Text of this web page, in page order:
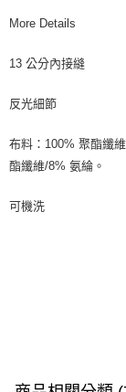
More Details
13 公分內接縫
反光細節
布料：100% 聚酯纖
酯纖維/8% 氨綸。
可機洗